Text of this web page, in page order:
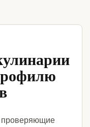
проверяющие